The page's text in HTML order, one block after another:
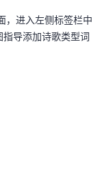
，进入左侧标签栏中
导添加诗歌类型词